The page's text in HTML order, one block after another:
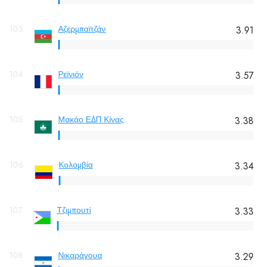
103. Αζερμπαϊτζάν 3.91
104. Ρεϊνιόν 3.57
105. Μακάο ΕΔΠ Κίνας 3.38
106. Κολομβία 3.34
107. Τζιμπουτί 3.33
108. Νικαράγουα 3.29